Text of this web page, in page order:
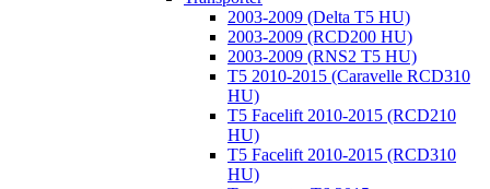
2003-2009 (Delta T5 HU)
2003-2009 (RCD200 HU)
2003-2009 (RNS2 T5 HU)
T5 2010-2015 (Caravelle RCD310
HU)
T5 Facelift 2010-2015 (RCD210
HU)
T5 Facelift 2010-2015 (RCD310
HU)